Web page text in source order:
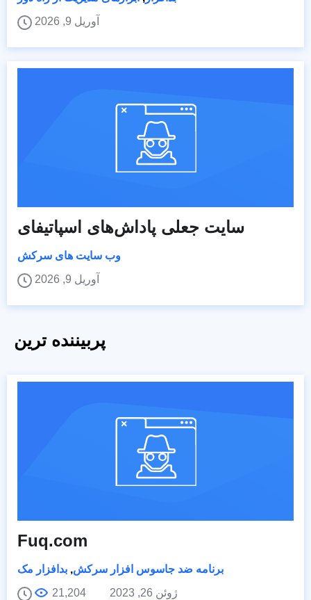
آوریل 9, 2026
سایت جعلی پاداش‌های اسپاتیفای
وب سایت های سرکش
آوریل 9, 2026
پربیننده ترین
Fuq.com
برنامه ضد جاسوس افزار سرکش, بدافزار مک
ژوئن 26, 2023
21,204